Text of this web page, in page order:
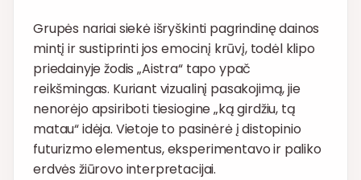
Grupės nariai siekė išryškinti pagrindinę dainos
mintį ir sustiprinti jos emocinį krūvį, todėl klipo
priedainyje žodis „Aistra“ tapo ypač
reikšmingas. Kuriant vizualinį pasakojimą, jie
nenorėjo apsiriboti tiesiogine „ką girdžiu, tą
matau“ idėja. Vietoje to pasinėrė į distopinio
futurizmo elementus, eksperimentavo ir paliko
erdvės žiūrovo interpretacijai.